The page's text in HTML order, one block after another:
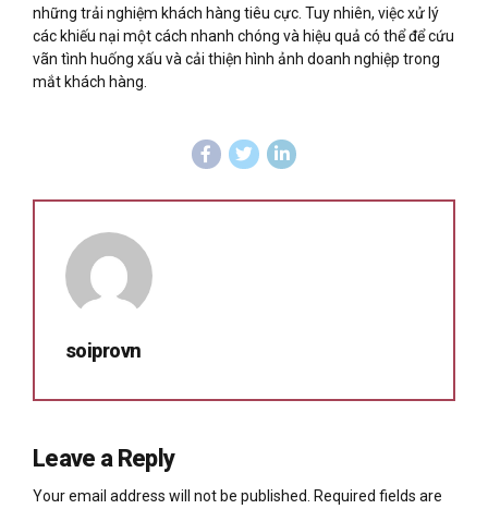
những trải nghiệm khách hàng tiêu cực. Tuy nhiên, việc xử lý
các khiếu nại một cách nhanh chóng và hiệu quả có thể để cứu
vãn tình huống xấu và cải thiện hình ảnh doanh nghiệp trong
mắt khách hàng.
soiprovn
Leave a Reply
Your email address will not be published. Required fields are